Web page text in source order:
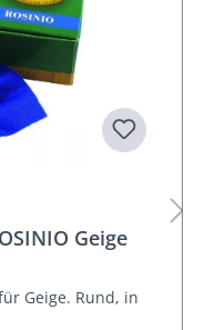
Geige
Geige. Rund, in